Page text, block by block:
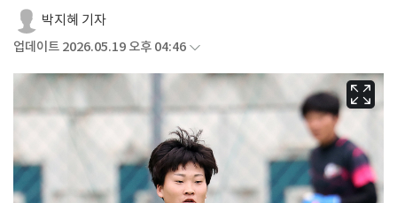
박지혜 기자
업데이트 2026.05.19 오후 04:46